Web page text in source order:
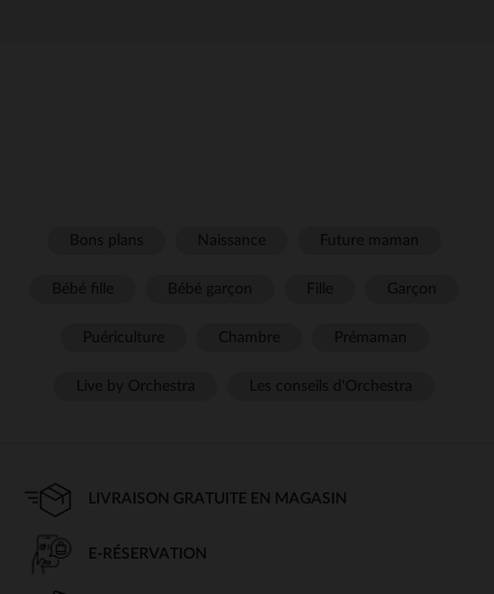
LIVRAISON GRATUITE EN MAGASIN
E-RÉSERVATION